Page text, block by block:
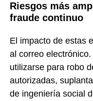
Riesgos más
fraude continuo
El impacto de estas
al correo
utilizarse para robo
autorizadas,
de ingeniería social